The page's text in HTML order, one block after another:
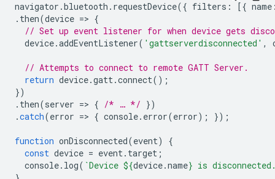
navigator .bluetooth . requestDevice({ filters : [{ name
. then(device => {
// Set up event listener for when device gets
device.addEventListener( 'gattserverdisconnected' ,
// Attempts to connect to remote GATT Server.
return device.gatt.connect();
})
. then(server => { /* … */ })
.catch(error => { console. error(error); });
function onDisconnected(event)
{
const device = event. target ;
console. log( `Device ${device.name} is